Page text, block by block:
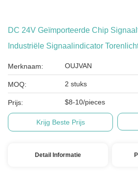
DC 24V Geïmporteerde Chip
Industriële Signaalindicator
Merknaam: OUJVAN
MOQ: 2 stuks
Prijs: $8-10/pieces
Krijg Beste Prijs
Detail Informatie